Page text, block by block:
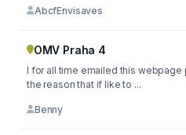
AbcfEnvisaves
OMV Praha 4
I for all time emailed this
the reason that if like to ...
Benny